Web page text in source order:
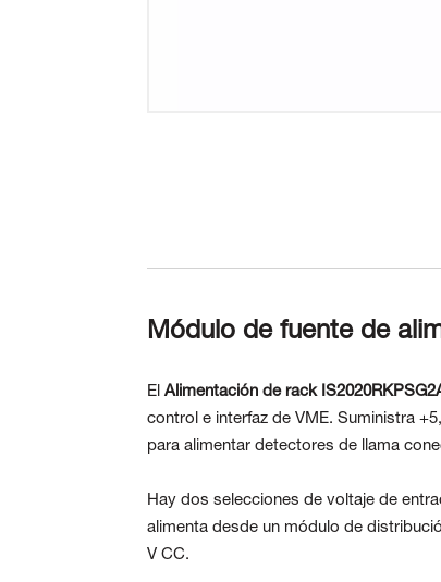
Módulo de fuente de
El Alimentación de rack
control e interfaz de VME. Suministra
para alimentar detectores de llama
Hay dos selecciones de voltaje de
alimenta desde un módulo de
V CC.